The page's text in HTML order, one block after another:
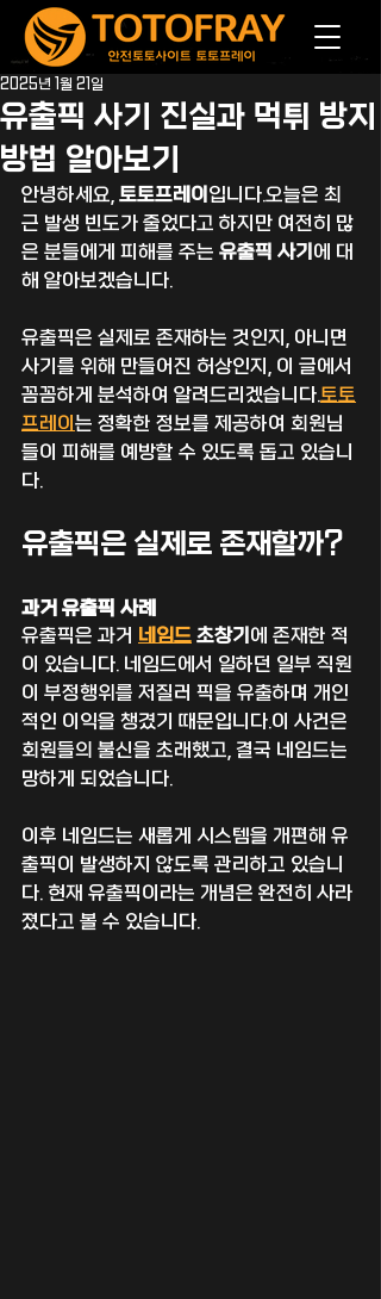
유출픽 사기 진실과 먹튀 방지
방법 알아보기
2025년 1월 21일
안녕하세요, 토토프레이 입니다.오늘은 최
근 발생 빈도가 줄었다고 하지만 여전히 많
은 분들에게 피해를 주는 유출픽 사기 에 대
해 알아보겠습니다.
유출픽은 실제로 존재하는 것인지, 아니면
사기를 위해 만들어진 허상인지, 이 글에서
꼼꼼하게 분석하여 알려드리겠습니다.토토
프레이 는 정확한 정보를 제공하여 회원님
들이 피해를 예방할 수 있도록 돕고 있습니
다.
유출픽은 실제로 존재할까?
과거 유출픽 사례
유출픽은 과거 네임드 초창기 에 존재한 적
이 있습니다. 네임드에서 일하던 일부 직원
이 부정행위를 저질러 픽을 유출하며 개인
적인 이익을 챙겼기 때문입니다.이 사건은
회원들의 불신을 초래했고, 결국 네임드는
망하게 되었습니다.
이후 네임드는 새롭게 시스템을 개편해 유
출픽이 발생하지 않도록 관리하고 있습니
다. 현재 유출픽이라는 개념은 완전히 사라
졌다고 볼 수 있습니다.